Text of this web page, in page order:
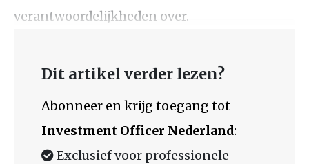
verantwoordelijkheden over.
Dit artikel verder lezen?
Abonneer en krijg toegang tot
Investment Officer Nederland:
Exclusief voor professionele